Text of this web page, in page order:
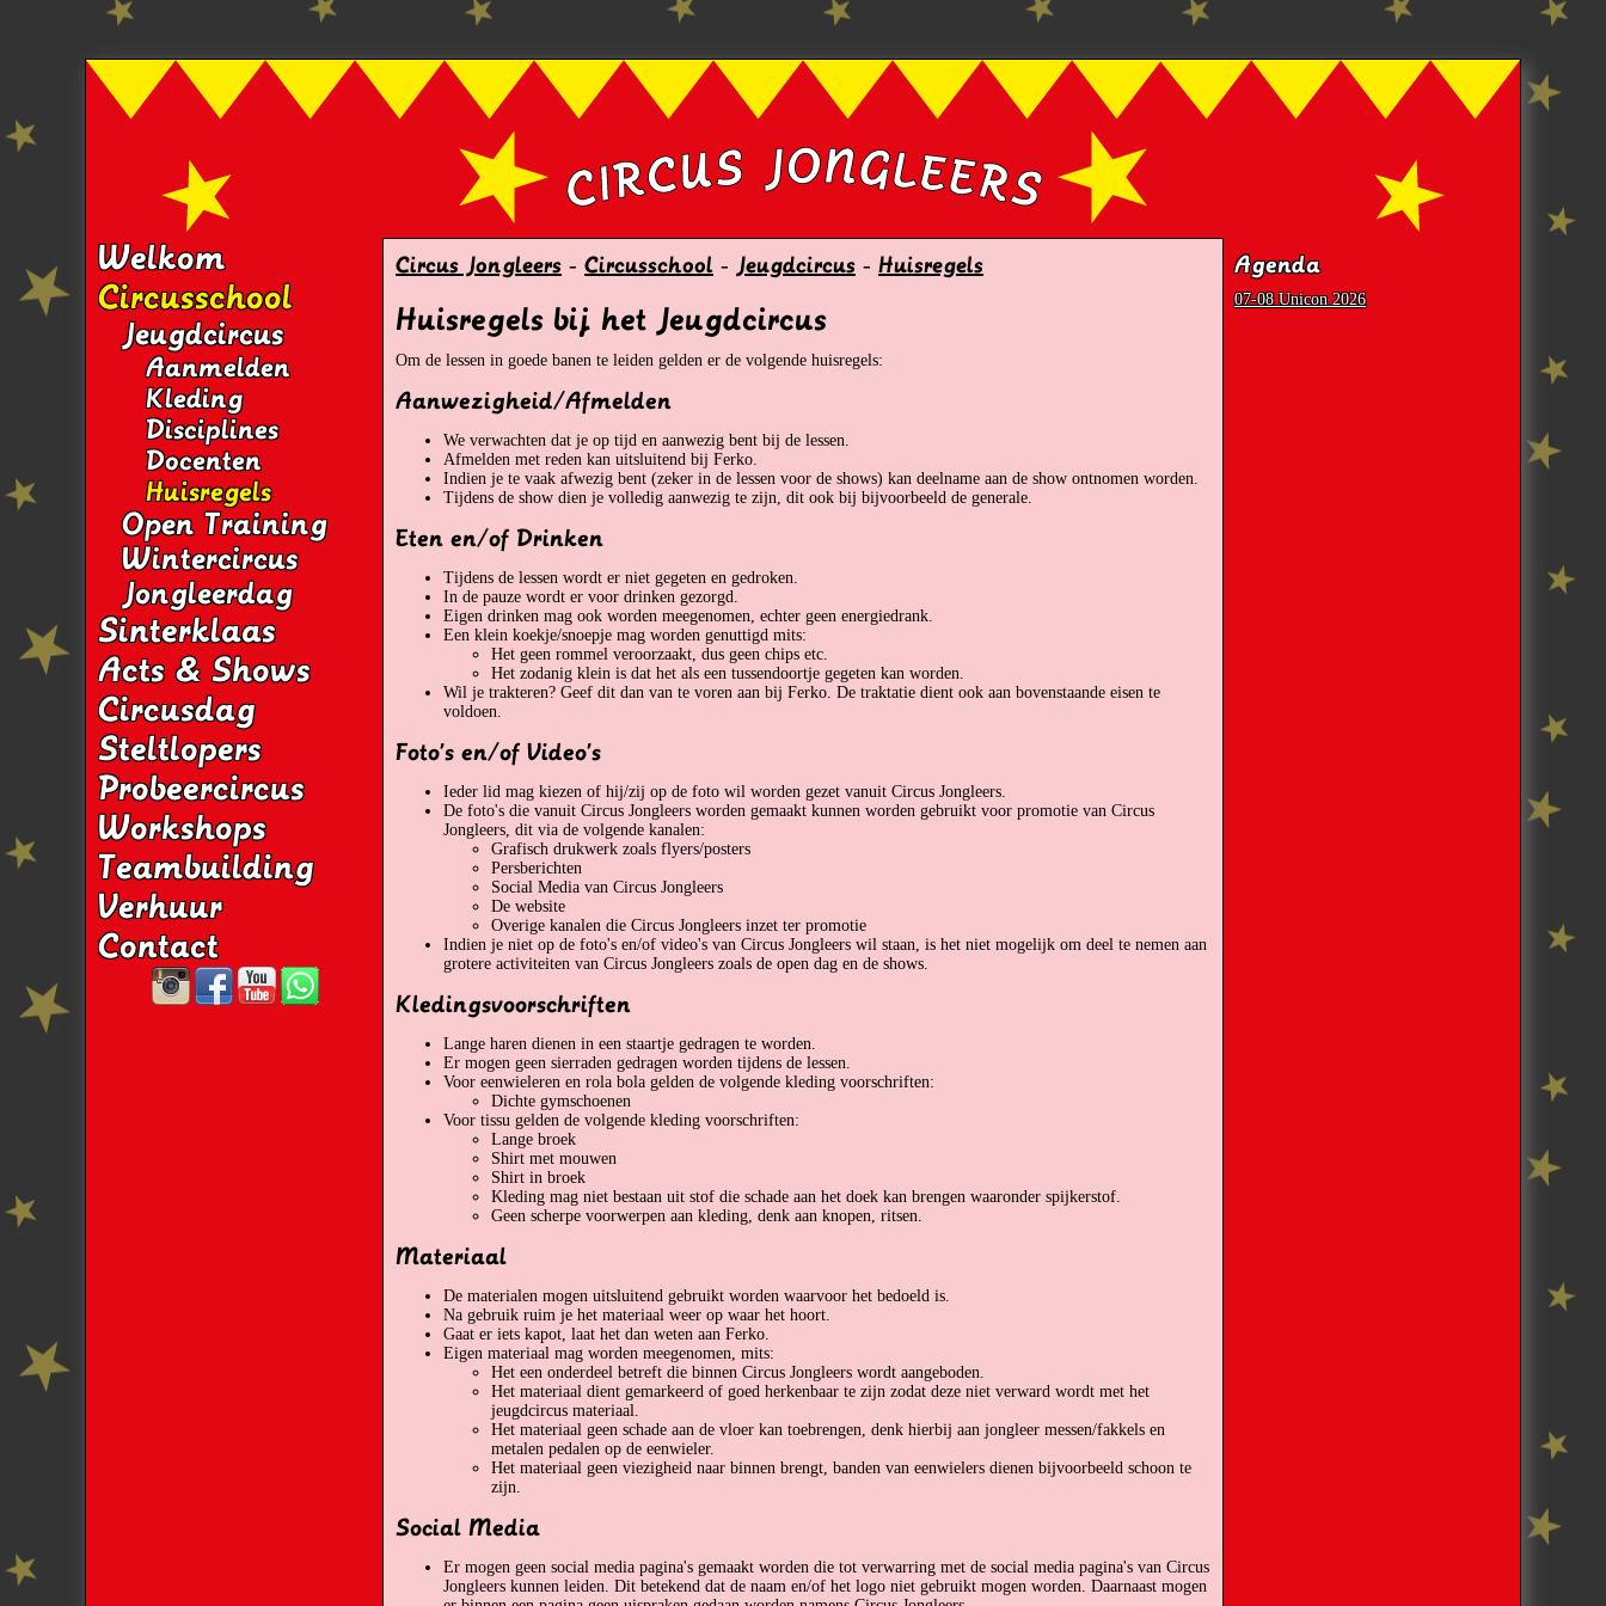
Welkom
Circusschool
Jeugdcircus
Aanmelden
Kleding
Disciplines
Docenten
Huisregels
Open Training
Wintercircus
Jongleerdag
Sinterklaas
Acts & Shows
Circusdag
Steltlopers
Probeercircus
Workshops
Teambuilding
Verhuur
Contact
Circus Jongleers - Circusschool - Jeugdcircus - Huisregels
Huisregels bij het Jeugdcircus
Om de lessen in goede banen te leiden gelden er de volgende huisregels:
Aanwezigheid/Afmelden
We verwachten dat je op tijd en aanwezig bent bij de lessen.
Afmelden met reden kan uitsluitend bij Ferko.
Indien je te vaak afwezig bent (zeker in de lessen voor de shows) kan deelname aan de show ontnomen worden.
Tijdens de show dien je volledig aanwezig te zijn, dit ook bij bijvoorbeeld de generale.
Eten en/of Drinken
Tijdens de lessen wordt er niet gegeten en gedroken.
In de pauze wordt er voor drinken gezorgd.
Eigen drinken mag ook worden meegenomen, echter geen energiedrank.
Een klein koekje/snoepje mag worden genuttigd mits:
Het geen rommel veroorzaakt, dus geen chips etc.
Het zodanig klein is dat het als een tussendoortje gegeten kan worden.
Wil je trakteren? Geef dit dan van te voren aan bij Ferko. De traktatie dient ook aan bovenstaande eisen te
voldoen.
Foto's en/of Video's
Ieder lid mag kiezen of hij/zij op de foto wil worden gezet vanuit Circus Jongleers.
De foto's die vanuit Circus Jongleers worden gemaakt kunnen worden gebruikt voor promotie van Circus
Jongleers, dit via de volgende kanalen:
Grafisch drukwerk zoals flyers/posters
Persberichten
Social Media van Circus Jongleers
De website
Overige kanalen die Circus Jongleers inzet ter promotie
Indien je niet op de foto's en/of video's van Circus Jongleers wil staan, is het niet mogelijk om deel te nemen aan
grotere activiteiten van Circus Jongleers zoals de open dag en de shows.
Kledingsvoorschriften
Lange haren dienen in een staartje gedragen te worden.
Er mogen geen sierraden gedragen worden tijdens de lessen.
Voor eenwieleren en rola bola gelden de volgende kleding voorschriften:
Dichte gymschoenen
Voor tissu gelden de volgende kleding voorschriften:
Lange broek
Shirt met mouwen
Shirt in broek
Kleding mag niet bestaan uit stof die schade aan het doek kan brengen waaronder spijkerstof.
Geen scherpe voorwerpen aan kleding, denk aan knopen, ritsen.
Materiaal
De materialen mogen uitsluitend gebruikt worden waarvoor het bedoeld is.
Na gebruik ruim je het materiaal weer op waar het hoort.
Gaat er iets kapot, laat het dan weten aan Ferko.
Eigen materiaal mag worden meegenomen, mits:
Het een onderdeel betreft die binnen Circus Jongleers wordt aangeboden.
Het materiaal dient gemarkeerd of goed herkenbaar te zijn zodat deze niet verward wordt met het
jeugdcircus materiaal.
Het materiaal geen schade aan de vloer kan toebrengen, denk hierbij aan jongleer messen/fakkels en
metalen pedalen op de eenwieler.
Het materiaal geen viezigheid naar binnen brengt, banden van eenwielers dienen bijvoorbeeld schoon te
zijn.
Social Media
Er mogen geen social media pagina's gemaakt worden die tot verwarring met de social media pagina's van Circus
Jongleers kunnen leiden. Dit betekend dat de naam en/of het logo niet gebruikt mogen worden. Daarnaast mogen
Agenda
07-08 Unicon 2026